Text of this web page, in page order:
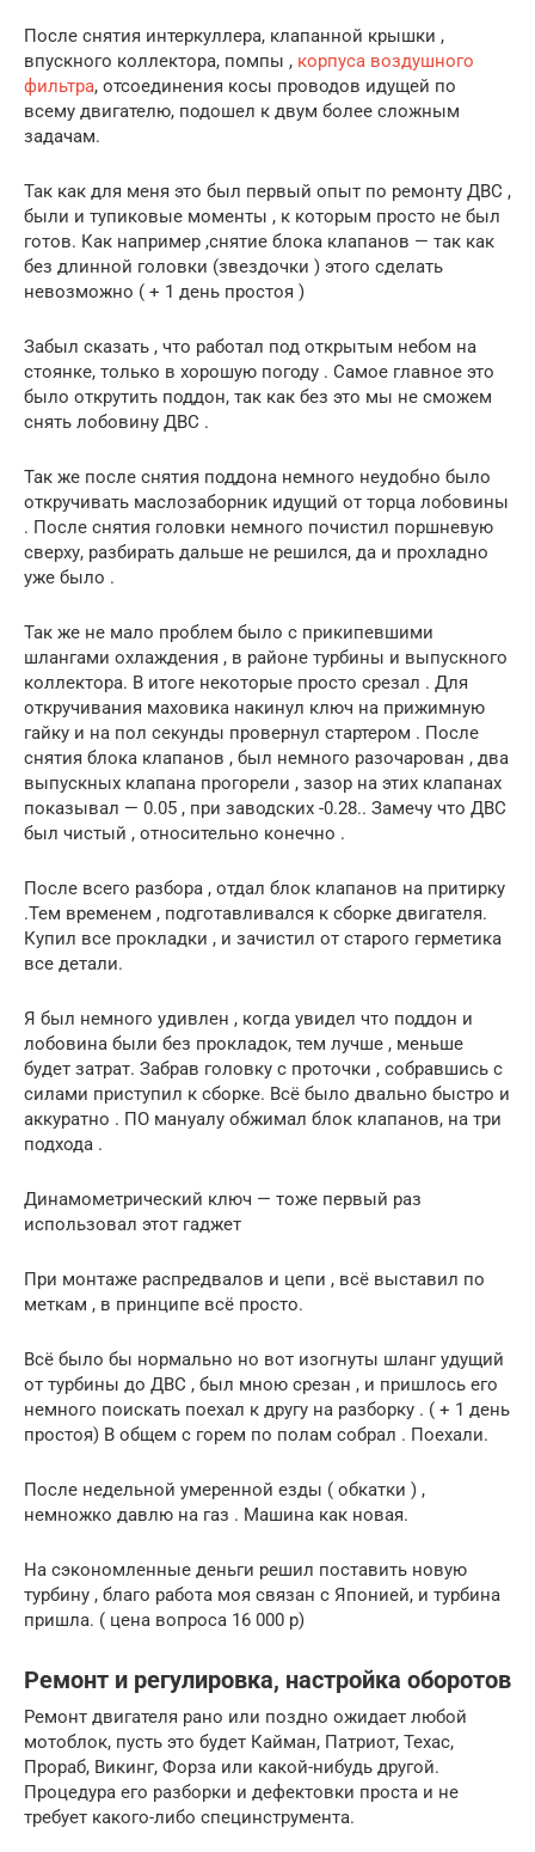
После снятия интеркуллера, клапанной крышки ,
впускного коллектора, помпы , корпуса воздушного
фильтра, отсоединения косы проводов идущей по
всему двигателю, подошел к двум более сложным
задачам.
Так как для меня это был первый опыт по ремонту ДВС ,
были и тупиковые моменты , к которым просто не был
готов. Как например ,снятие блока клапанов — так как
без длинной головки (звездочки ) этого сделать
невозможно ( + 1 день простоя )
Забыл сказать , что работал под открытым небом на
стоянке, только в хорошую погоду . Самое главное это
было открутить поддон, так как без это мы не сможем
снять лобовину ДВС .
Так же после снятия поддона немного неудобно было
откручивать маслозаборник идущий от торца лобовины
. После снятия головки немного почистил поршневую
сверху, разбирать дальше не решился, да и прохладно
уже было .
Так же не мало проблем было с прикипевшими
шлангами охлаждения , в районе турбины и выпускного
коллектора. В итоге некоторые просто срезал . Для
откручивания маховика накинул ключ на прижимную
гайку и на пол секунды провернул стартером . После
снятия блока клапанов , был немного разочарован , два
выпускных клапана прогорели , зазор на этих клапанах
показывал — 0.05 , при заводских -0.28.. Замечу что ДВС
был чистый , относительно конечно .
После всего разбора , отдал блок клапанов на притирку
.Тем временем , подготавливался к сборке двигателя.
Купил все прокладки , и зачистил от старого герметика
все детали.
Я был немного удивлен , когда увидел что поддон и
лобовина были без прокладок, тем лучше , меньше
будет затрат. Забрав головку с проточки , собравшись с
силами приступил к сборке. Всё было двально быстро и
аккуратно . ПО мануалу обжимал блок клапанов, на три
подхода .
Динамометрический ключ — тоже первый раз
использовал этот гаджет
При монтаже распредвалов и цепи , всё выставил по
меткам , в принципе всё просто.
Всё было бы нормально но вот изогнуты шланг удущий
от турбины до ДВС , был мною срезан , и пришлось его
немного поискать поехал к другу на разборку . ( + 1 день
простоя) В общем с горем по полам собрал . Поехали.
После недельной умеренной езды ( обкатки ) ,
немножко давлю на газ . Машина как новая.
На сэкономленные деньги решил поставить новую
турбину , благо работа моя связан с Японией, и турбина
пришла. ( цена вопроса 16 000 р)
Ремонт и регулировка, настройка оборотов
Ремонт двигателя рано или поздно ожидает любой
мотоблок, пусть это будет Кайман, Патриот, Техас,
Прораб, Викинг, Форза или какой-нибудь другой.
Процедура его разборки и дефектовки проста и не
требует какого-либо специнструмента.